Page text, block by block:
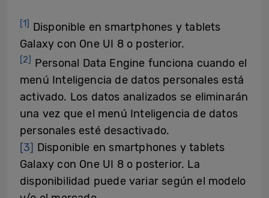
[1] Disponible en smartphones y tablets
Galaxy con One UI 8 o posterior.
[2] Personal Data Engine funciona cuando el
menú Inteligencia de datos personales está
activado. Los datos analizados se eliminarán
una vez que el menú Inteligencia de datos
personales esté desactivado.
[3] Disponible en smartphones y tablets
Galaxy con One UI 8 o posterior. La
disponibilidad puede variar según el modelo